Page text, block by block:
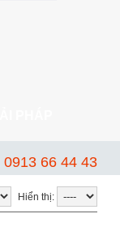
0913 66 44 43
Hiển thị: